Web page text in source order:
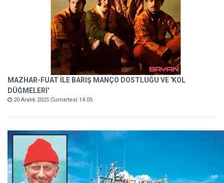
MAZHAR-FUAT İLE BARIŞ MANÇO DOSTLUĞU VE 'KOL
DÜĞMELERİ'
20 Aralık 2025 Cumartesi 14:05